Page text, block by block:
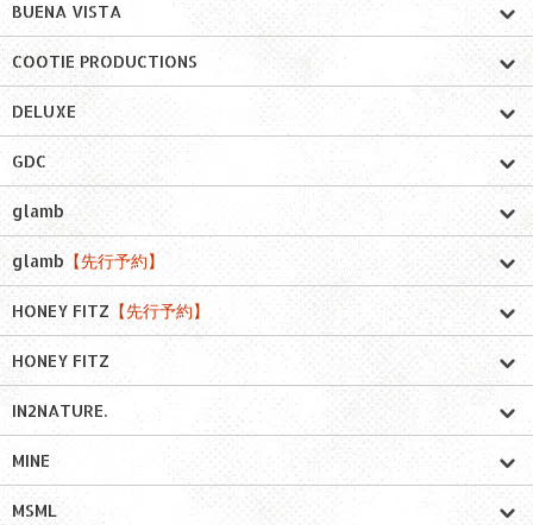
BUENA VISTA
COOTIE PRODUCTIONS
DELUXE
GDC
glamb
glamb 【先行予約】
HONEY FITZ 【先行予約】
HONEY FITZ
IN2NATURE.
MINE
MSML